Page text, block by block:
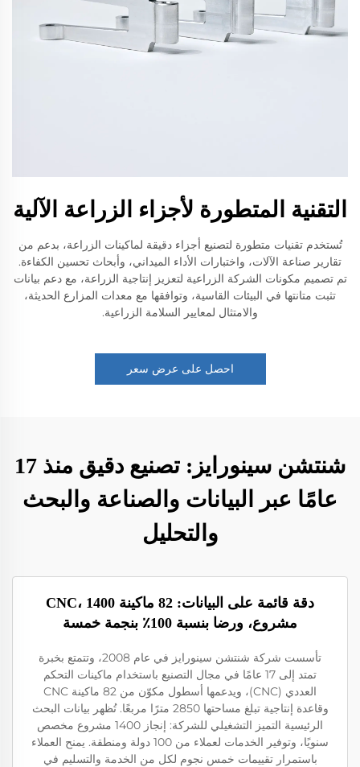
التقنية المتطورة لأجزاء الزراعة الآلية
تُستخدم تقنيات متطورة لتصنيع أجزاء دقيقة لماكينات الزراعة، بدعم من
تقارير صناعة الآلات، واختبارات الأداء الميداني، وأبحاث تحسين الكفاءة.
تم تصميم مكونات الشركة الزراعية لتعزيز إنتاجية الزراعة، مع دعم بيانات
تثبت متانتها في البيئات القاسية، وتوافقها مع معدات المزارع الحديثة،
والامتثال لمعايير السلامة الزراعية.
احصل على عرض سعر
شنتشن سينورايز: تصنيع دقيق منذ 17
عامًا عبر البيانات والصناعة والبحث
والتحليل
دقة قائمة على البيانات: 82 ماكينة CNC، 1400
مشروع، ورضا بنسبة 100٪ بنجمة خمسة
تأسست شركة شنتشن سينورايز في عام 2008، وتتمتع بخبرة
تمتد إلى 17 عامًا في مجال التصنيع باستخدام ماكينات التحكم
العددي (CNC)، ويدعمها أسطول مكوّن من 82 ماكينة CNC
وقاعدة إنتاجية تبلغ مساحتها 2850 مترًا مربعًا. تُظهر بيانات البحث
الرئيسية التميز التشغيلي للشركة: إنجاز 1400 مشروع مخصص
سنويًا، وتوفير الخدمات لعملاء من 100 دولة ومنطقة. يمنح العملاء
باستمرار تقييمات خمس نجوم لكل من الخدمة والتسليم في